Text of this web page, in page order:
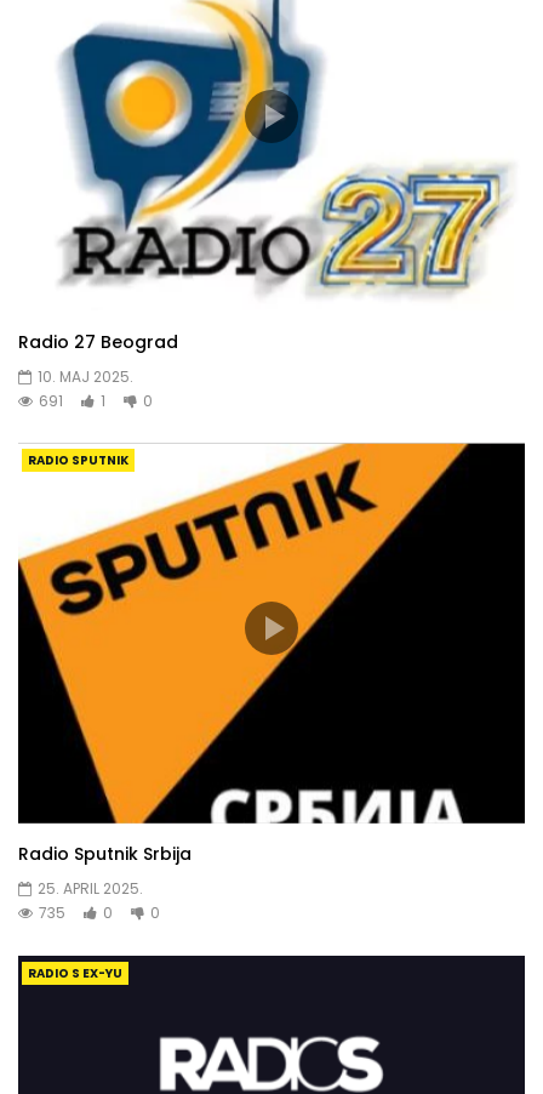
Radio 27 Beograd
10. MAJ 2025.
691
1 0
RADIO SPUTNIK
Radio Sputnik Srbija
25. APRIL 2025.
735
0 0
RADIO S EX-YU